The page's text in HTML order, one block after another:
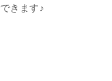
きます♪